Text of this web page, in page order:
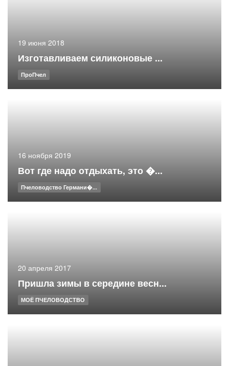
19 июня 2018
Изготавливаем силиконовые ...
ПроПчел
16 ноября 2019
Вот где надо отдыхать, это �...
Пчеловодство Германи�...
20 апреля 2017
Пришла зимы в середине весн...
МОЁ ПЧЕЛОВОДСТВО